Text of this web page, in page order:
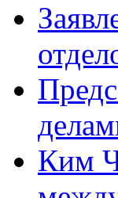
Ким